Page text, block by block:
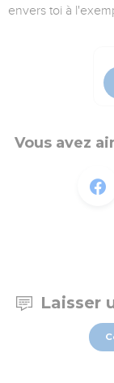
envers toi à
Vous avez
Laisser